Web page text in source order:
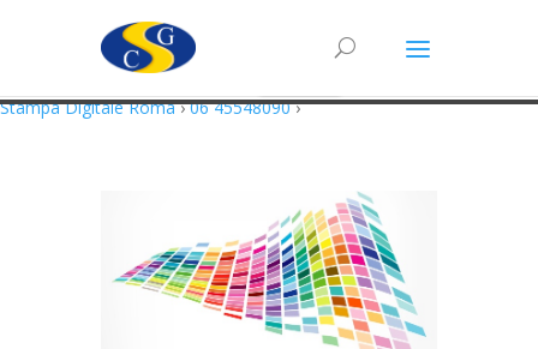
Stampa Digitale Roma›06 45548090›
Questo sito utilizza cookie in conformità alla policy e cookie che rientrano
nella responsabilità di terze parti. Proseguendo nella navigazione
acconsenti all’utilizzo di cookie.